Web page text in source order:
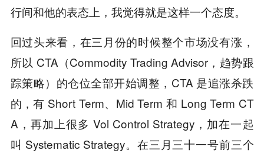
行间和他的表态上，我觉得就是这样一个态度。
回过头来看，在三月份的时候整个市场没有涨，
所以 CTA（Commodity Trading Advisor，趋势跟
踪策略）的仓位全部开始调整，CTA 是追涨杀跌
的，有 Short Term、Mid Term 和 Long Term CT
A，再加上很多 Vol Control Strategy，加在一起
叫 Systematic Strategy。 在三月三十一号前三个